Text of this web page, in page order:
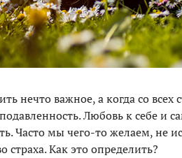
нечто важное, а когда со всех
Любовь к себе
Часто мы чего-то желаем, не
страха. Как это определить?